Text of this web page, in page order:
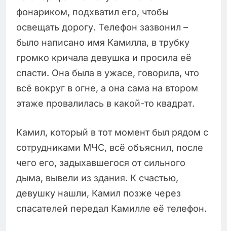
фонариком, подхватил его, чтобы
освещать дорогу. Телефон зазвонил –
было написано имя Камилла, в трубку
громко кричала девушка и просила её
спасти. Она была в ужасе, говорила, что
всё вокруг в огне, а она сама на втором
этаже провалилась в какой-то квадрат.
Камил, который в тот момент был рядом с
сотрудниками МЧС, всё объяснил, после
чего его, задыхавшегося от сильного
дыма, вывели из здания. К счастью,
девушку нашли, Камил позже через
спасателей передал Камилле её телефон.